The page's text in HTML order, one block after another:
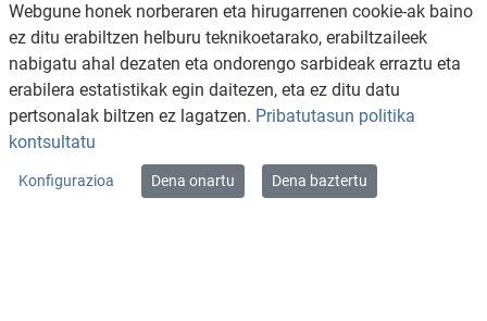
KONTAKTUA
LEGE OHARRA
Webgune honek norberaren eta hirugarrenen cookie-ak baino
ez ditu erabiltzen helburu teknikoetarako, erabiltzaileek
nabigatu ahal dezaten eta ondorengo sarbideak erraztu eta
erabilera estatistikak egin daitezen, eta ez ditu datu
pertsonalak biltzen ez lagatzen. Pribatutasun politika
kontsultatu
Konfigurazioa Dena onartu Dena baztertu